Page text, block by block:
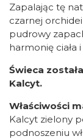
Zapalając tę
czarnej
pudrowy
harmonię ciała
Świeca
Kalcyt.
Właściwości
Kalcyt zielony
podnoszeniu